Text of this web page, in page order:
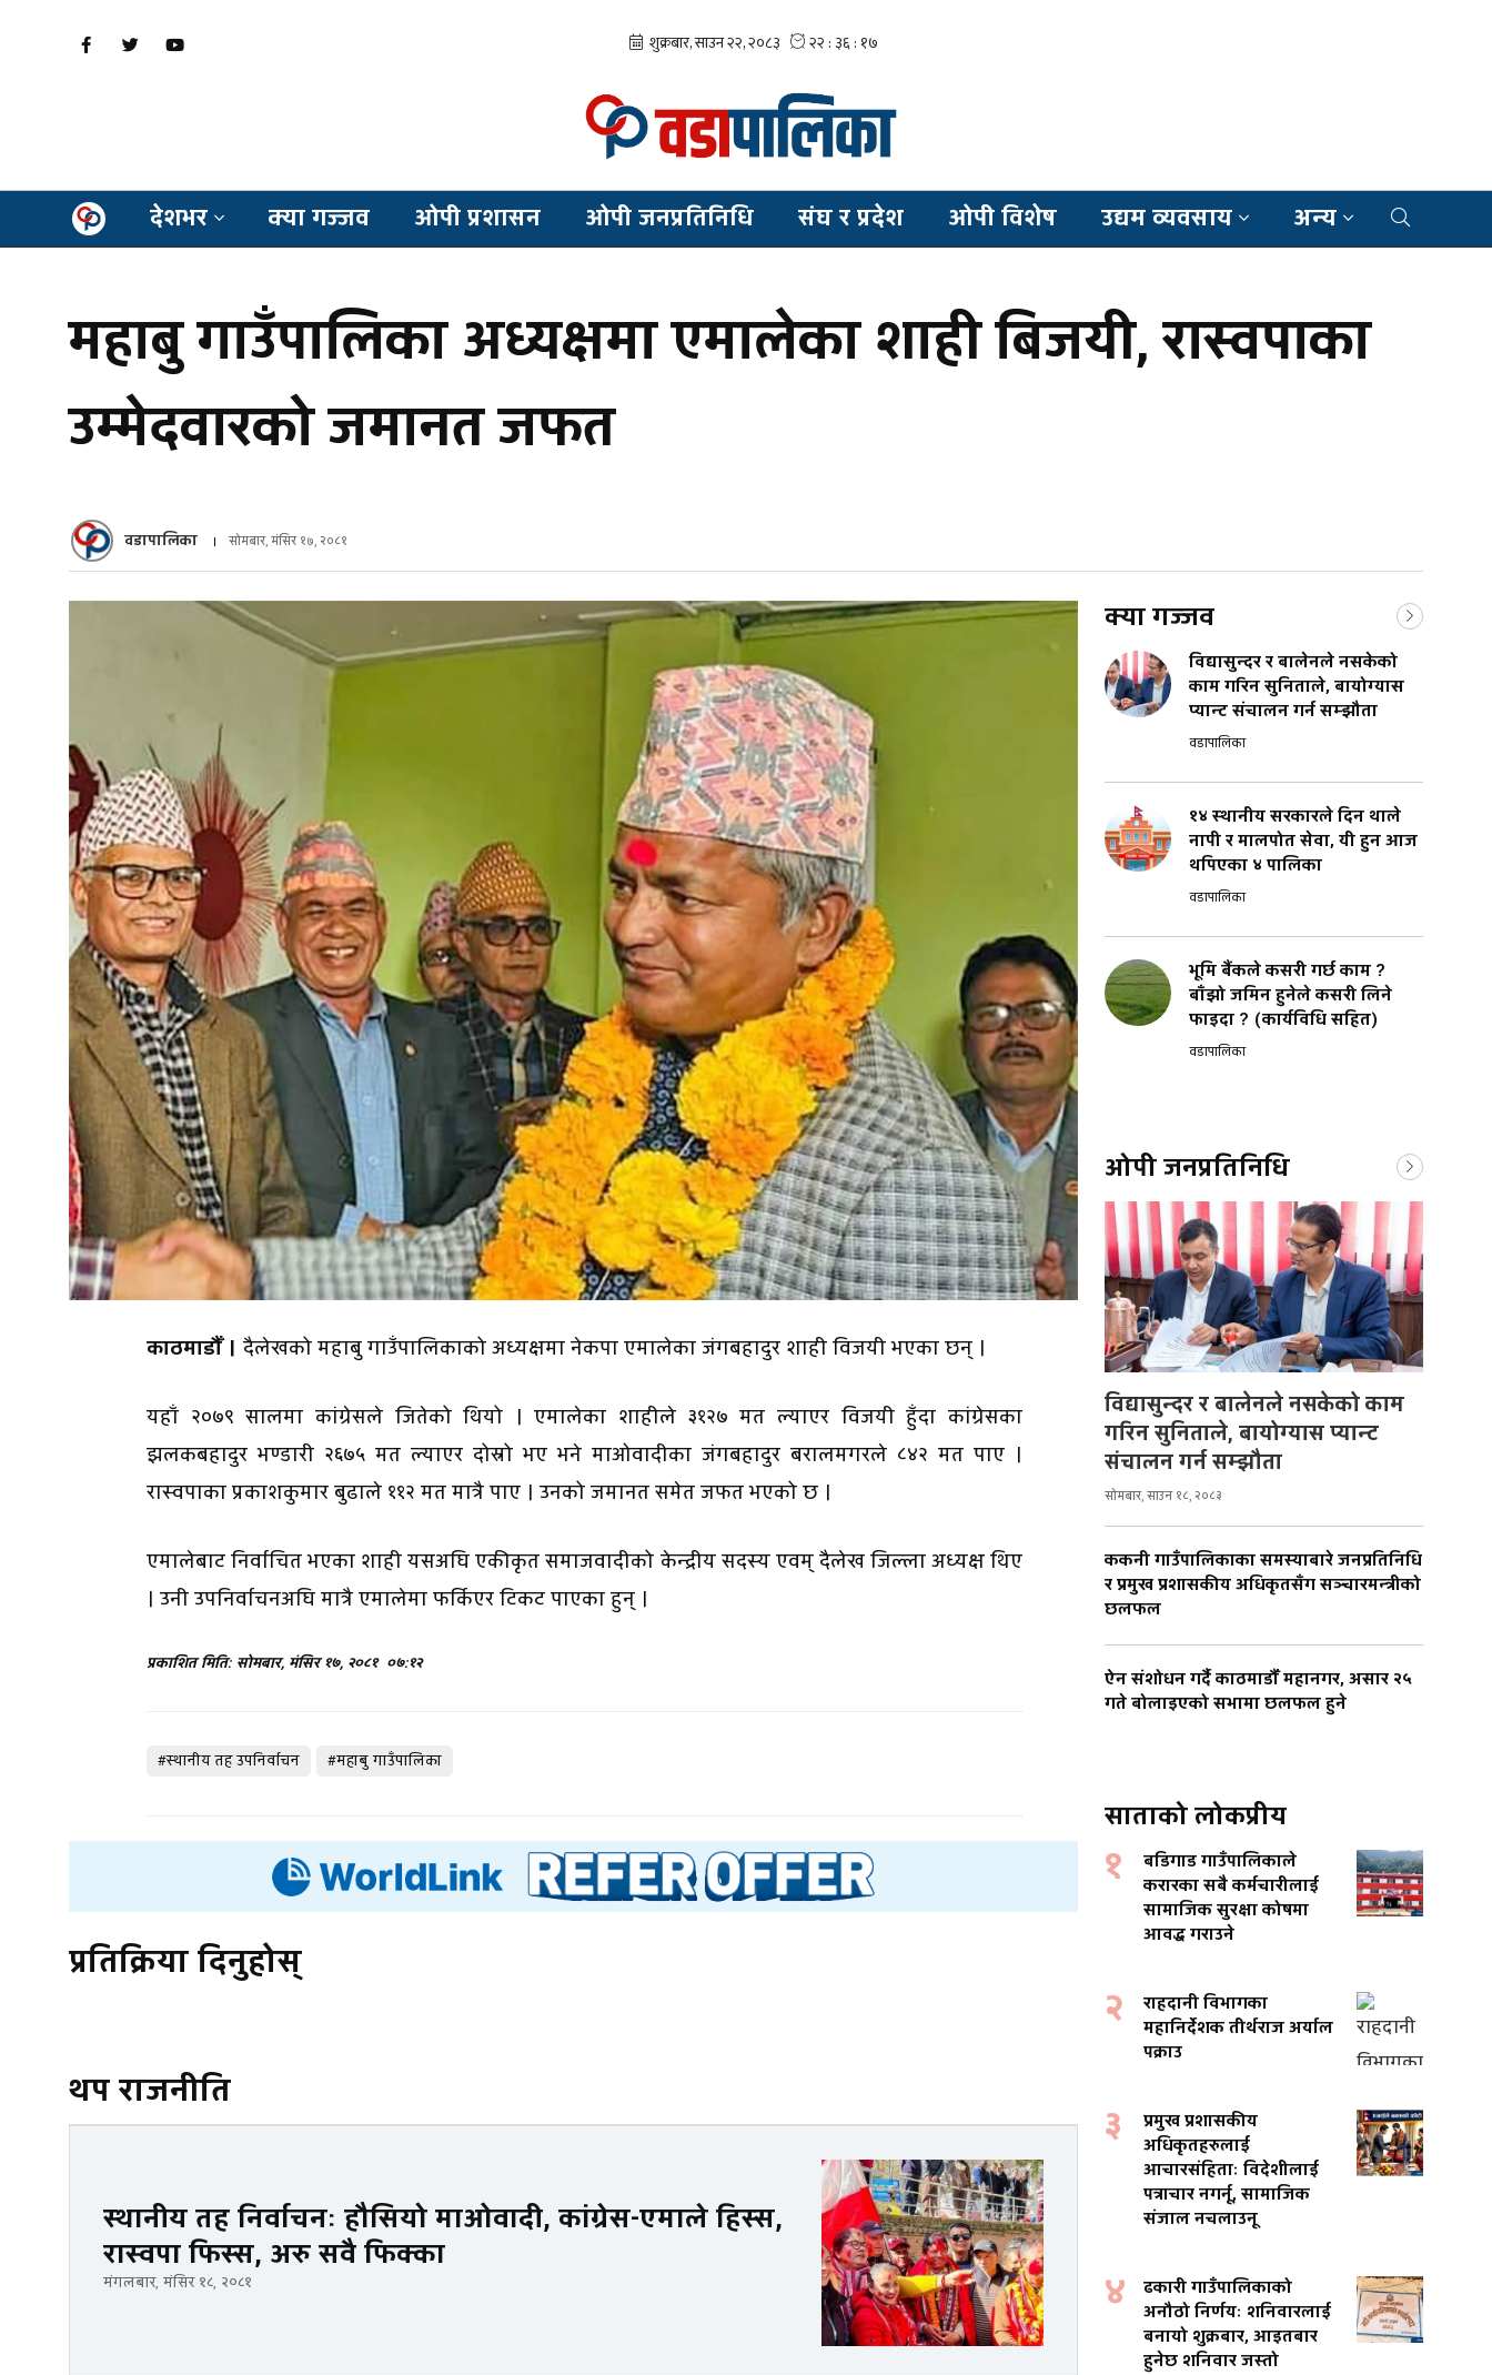
देशभर क्या गज्जव ओपी प्रशासन ओपी जनप्रतिनिधि संघ र प्रदेश ओपी विशेष उद्यम व्यवसाय अन्य
महाबु गाउँपालिका अध्यक्षमा एमालेका शाही बिजयी, रास्वपाका
उम्मेदवारको जमानत जफत
वडापालिका सोमबार, मंसिर १७, २०८१
काठमाडौँ । दैलेखको महाबु गाउँपालिकाको अध्यक्षमा नेकपा एमालेका जंगबहादुर शाही विजयी भएका छन् ।
यहाँ २०७९ सालमा कांग्रेसले जितेको थियो । एमालेका शाहीले ३१२७ मत ल्याएर विजयी हुँदा कांग्रेसका
झलकबहादुर भण्डारी २६७५ मत ल्याएर दोस्रो भए भने माओवादीका जंगबहादुर बरालमगरले ८४२ मत पाए ।
रास्वपाका प्रकाशकुमार बुढाले ११२ मत मात्रै पाए । उनको जमानत समेत जफत भएको छ ।
एमालेबाट निर्वाचित भएका शाही यसअघि एकीकृत समाजवादीको केन्द्रीय सदस्य एवम् दैलेख जिल्ला अध्यक्ष थिए
। उनी उपनिर्वाचनअघि मात्रै एमालेमा फर्किएर टिकट पाएका हुन् ।
प्रकाशित मिति: सोमबार, मंसिर १७, २०८१ ०७:१२
#स्थानीय तह उपनिर्वाचन #महाबु गाउँपालिका
प्रतिक्रिया दिनुहोस्
थप राजनीति
स्थानीय तह निर्वाचनः हौसियो माओवादी, कांग्रेस-एमाले हिस्स,
रास्वपा फिस्स, अरु सवै फिक्का
मंगलबार, मंसिर १८, २०८१
क्या गज्जव
विद्यासुन्दर र बालेनले नसकेको
काम गरिन सुनिताले, बायोग्यास
प्यान्ट संचालन गर्न सम्झौता
वडापालिका
१४ स्थानीय सरकारले दिन थाले
नापी र मालपोत सेवा, यी हुन आज
थपिएका ४ पालिका
वडापालिका
भूमि बैंकले कसरी गर्छ काम ?
बाँझो जमिन हुनेले कसरी लिने
फाइदा ? (कार्यविधि सहित)
वडापालिका
ओपी जनप्रतिनिधि
विद्यासुन्दर र बालेनले नसकेको काम
गरिन सुनिताले, बायोग्यास प्यान्ट
संचालन गर्न सम्झौता
सोमबार, साउन १८, २०८३
ककनी गाउँपालिकाका समस्याबारे जनप्रतिनिधि
र प्रमुख प्रशासकीय अधिकृतसँग सञ्चारमन्त्रीको
छलफल
ऐन संशोधन गर्दै काठमाडौँ महानगर, असार २५
गते बोलाइएको सभामा छलफल हुने
साताको लोकप्रीय
१
बडिगाड गाउँपालिकाले
करारका सबै कर्मचारीलाई
सामाजिक सुरक्षा कोषमा
आवद्ध गराउने
२
राहदानी विभागका
महानिर्देशक तीर्थराज अर्याल
पक्राउ
३
प्रमुख प्रशासकीय
अधिकृतहरुलाई
आचारसंहिताः विदेशीलाई
पत्राचार नगर्नू, सामाजिक
संजाल नचलाउनू
४
ढकारी गाउँपालिकाको
अनौठो निर्णयः शनिवारलाई
बनायो शुक्रबार, आइतबार
हुनेछ शनिवार जस्तो